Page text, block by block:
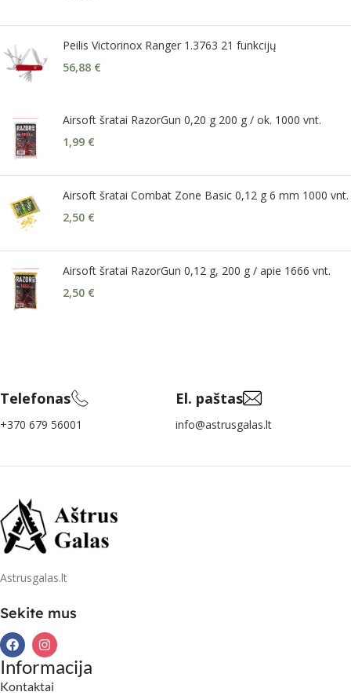
Peilis Victorinox Ranger 1.3763 21 funkcijų
56,88 €
Airsoft šratai RazorGun 0,20 g 200 g / ok. 1000 vnt.
1,99 €
Airsoft šratai Combat Zone Basic 0,12 g 6 mm 1000 vnt.
2,50 €
Airsoft šratai RazorGun 0,12 g, 200 g / apie 1666 vnt.
2,50 €
Telefonas
+370 679 56001
El. paštas
info@astrusgalas.lt
Astrusgalas.lt
Sekite mus
Informacija
Kontaktai